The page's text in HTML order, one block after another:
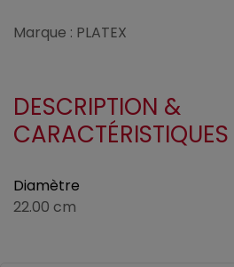
Marque : PLATEX
DESCRIPTION &
Diamètre
22.00 cm